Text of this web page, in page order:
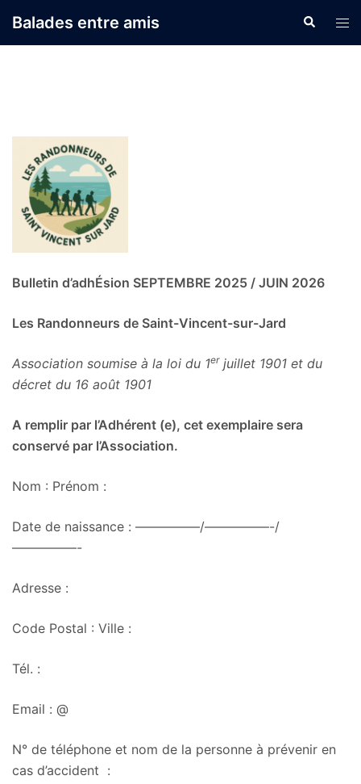
auBalades entre amis
le
Bulletin d’adhÉsion SEPTEMBRE 2025 / JUIN 2026
Les Randonneurs de Saint-Vincent-sur-Jard
Association soumise à la loi du 1erjuillet 1901 et du
décret du 16 août 1901
A remplir par l’Adhérent (e), cet exemplaire sera
conservé par l’Association.
Nom : Prénom :
Date de naissance : —————/—————-/
—————-
Adresse :
Code Postal : Ville :
Tél. :
Email : @
N° de téléphone et nom de la personne à prévenir en
cas d’accident :